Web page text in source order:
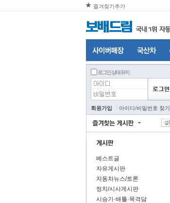
즐겨찾기추가
로그인 상태 유지
회원가입 아이디/비밀번호 찾기
베스트글
자유게시판
자동차뉴스/토론
정치/시사게시판
시승기·배틀·목격담